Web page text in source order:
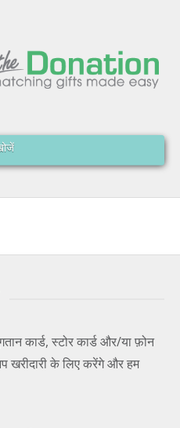
कार्ड, स्टोर कार्ड और/या फ़ोन
खरीदारी के लिए करेंगे और हम